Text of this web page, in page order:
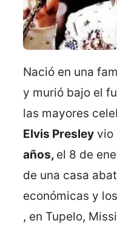
Nació en una
y murió bajo el
las mayores
Elvis Presley vio
años, el 8 de
de una casa
económicas y
, en Tupelo,